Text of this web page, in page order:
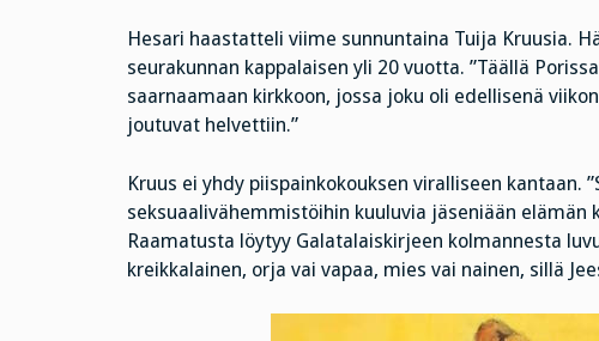
Hesari haastatteli viime sunnuntaina Tuija Kruusia.
seurakunnan kappalaisen yli 20 vuotta. ”Täällä
saarnaamaan kirkkoon, jossa joku oli edellisenä
joutuvat helvettiin.”
Kruus ei yhdy piispainkokouksen viralliseen kantaan.
seksuaalivähemmistöihin kuuluvia jäseniään elämän
Raamatusta löytyy Galatalaiskirjeen kolmannesta
kreikkalainen, orja vai vapaa, mies vai nainen, sillä